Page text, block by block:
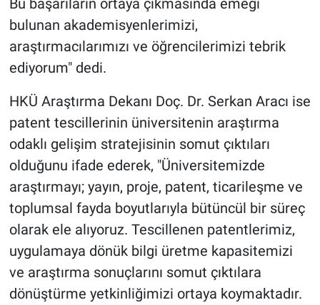
Bu başarıların ortaya çıkmasında emeği
bulunan akademisyenlerimizi,
araştırmacılarımızı ve öğrencilerimizi tebrik
ediyorum" dedi.
HKÜ Araştırma Dekanı Doç. Dr. Serkan Aracı ise
patent tescillerinin üniversitenin araştırma
odaklı gelişim stratejisinin somut çıktıları
olduğunu ifade ederek, "Üniversitemizde
araştırmayı; yayın, proje, patent, ticarileşme ve
toplumsal fayda boyutlarıyla bütüncül bir süreç
olarak ele alıyoruz. Tescillenen patentlerimiz,
uygulamaya dönük bilgi üretme kapasitemizi
ve araştırma sonuçlarını somut çıktılara
dönüştürme yetkinliğimizi ortaya koymaktadır.